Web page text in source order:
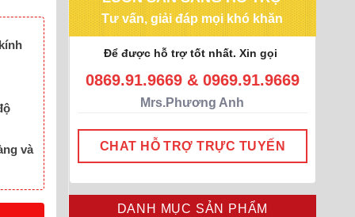
Tư vấn, giải đáp mọi khó khăn
Để được hỗ trợ tốt nhất. Xin gọi
0869.91.9669 & 0969.91.9669
Mrs.Phương Anh
CHAT HỖ TRỢ TRỰC TUYẾN
DANH MỤC SẢN PHẨM
và